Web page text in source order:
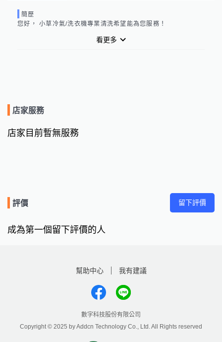
簡歷
您好，
小草冷氣/洗衣機專業清洗希望能為您服務！
看更多
店家服務
店家目前暫無服務
評價 留下評價
成為第一個留下評價的人
幫助中心 我有建議
數字科技股份有限公司
Copyright © 2025 by Addcn Technology Co., Ltd. All Rights reserved